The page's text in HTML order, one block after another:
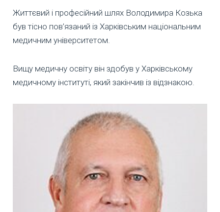
Життєвий і професійний шлях Володимира Козька
був тісно пов’язаний із Харківським національним
медичним університетом.
Вищу медичну освіту він здобув у Харківському
медичному інституті, який закінчив із відзнакою.